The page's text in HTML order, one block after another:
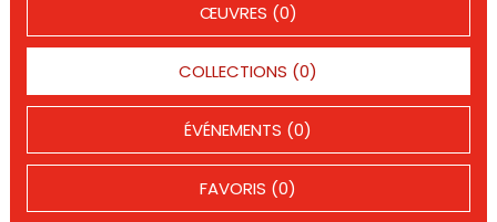
ŒUVRES (0)
COLLECTIONS (0)
ÉVÉNEMENTS (0)
FAVORIS (0)